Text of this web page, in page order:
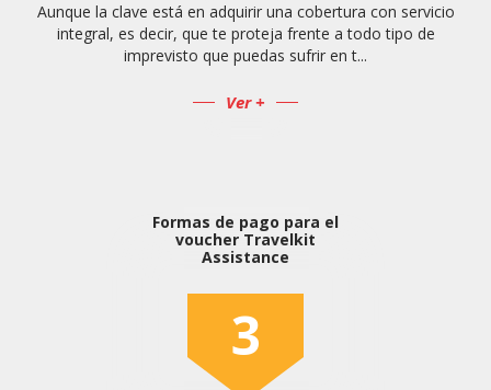
Aunque la clave está en adquirir una cobertura con servicio
integral, es decir, que te proteja frente a todo tipo de
imprevisto que puedas sufrir en t...
Ver +
Formas de pago para el
voucher Travelkit
Assistance
3